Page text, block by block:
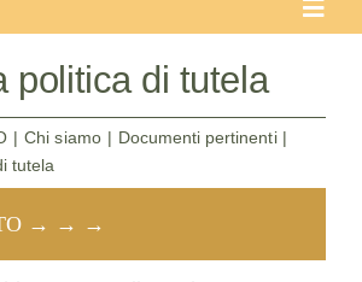
politica di tutela
Chi siamo
Documenti pertinenti
tutela
→ → →